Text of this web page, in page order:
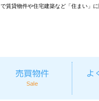
賃貸物件や住宅建築など「住まい」